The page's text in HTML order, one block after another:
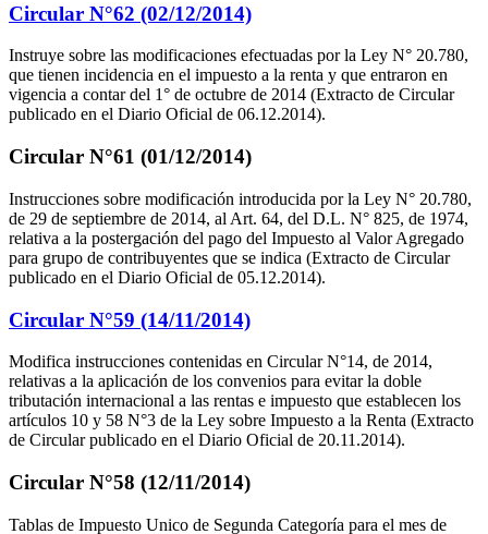
Circular N°62 (02/12/2014)
Instruye sobre las modificaciones efectuadas por la Ley N° 20.780,
que tienen incidencia en el impuesto a la renta y que entraron en
vigencia a contar del 1° de octubre de 2014 (Extracto de Circular
publicado en el Diario Oficial de 06.12.2014).
Circular N°61 (01/12/2014)
Instrucciones sobre modificación introducida por la Ley N° 20.780,
de 29 de septiembre de 2014, al Art. 64, del D.L. N° 825, de 1974,
relativa a la postergación del pago del Impuesto al Valor Agregado
para grupo de contribuyentes que se indica (Extracto de Circular
publicado en el Diario Oficial de 05.12.2014).
Circular N°59 (14/11/2014)
Modifica instrucciones contenidas en Circular N°14, de 2014,
relativas a la aplicación de los convenios para evitar la doble
tributación internacional a las rentas e impuesto que establecen los
artículos 10 y 58 N°3 de la Ley sobre Impuesto a la Renta (Extracto
de Circular publicado en el Diario Oficial de 20.11.2014).
Circular N°58 (12/11/2014)
Tablas de Impuesto Unico de Segunda Categoría para el mes de